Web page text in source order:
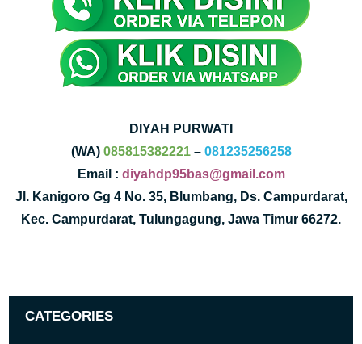
DIYAH PURWATI
(WA) 085815382221– 081235256258
Email : diyahdp95bas@gmail.com
Jl. Kanigoro Gg 4 No. 35, Blumbang, Ds. Campurdarat,
Kec. Campurdarat, Tulungagung, Jawa Timur 66272.
CATEGORIES